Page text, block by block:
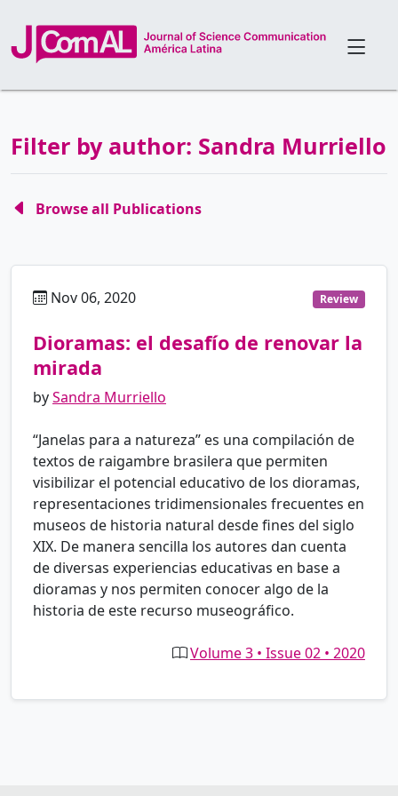
Filter by author: Sandra Murriello
Browse all Publications
Nov 06, 2020 Review
Dioramas: el desafío de renovar la
mirada
bySandra Murriello
“Janelas para a natureza” es una compilación de
textos de raigambre brasilera que permiten
visibilizar el potencial educativo de los dioramas,
representaciones tridimensionales frecuentes en
museos de historia natural desde fines del siglo
XIX. De manera sencilla los autores dan cuenta
de diversas experiencias educativas en base a
dioramas y nos permiten conocer algo de la
historia de este recurso museográfico.
Volume 3 • Issue 02 • 2020